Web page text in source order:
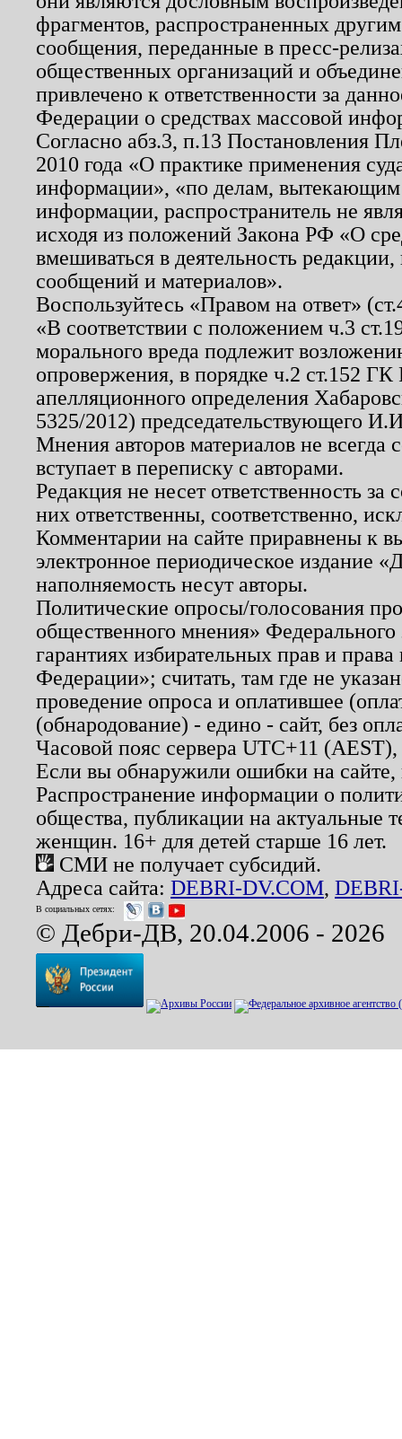
фрагментов, распространенных
сообщения, переданные в пресс-
общественных организаций и
привлечено к ответственности за
Федерации о средствах массовой
Согласно абз.3, п.13 Постановления
2010 года «О практике применения
информации», «по делам, вытекающим
информации, распространитель не
исходя из положений Закона РФ «О
вмешиваться в деятельность
сообщений и материалов».
Воспользуйтесь «Правом на ответ»
«В соответствии с положением ч.3
морального вреда подлежит
опровержения, в порядке ч.2 ст.152
апелляционного определения
5325/2012) председательствующего
Мнения авторов материалов не
вступает в переписку с авторами.
Редакция не несет ответственность
них ответственны, соответственно,
Комментарии на сайте приравнены к
электронное периодическое издание
наполняемость несут авторы.
Политические опросы/голосования
общественного мнения»
гарантиях избирательных прав и
Федерации»; считать, там где не
проведение опроса и оплатившее
(обнародование) - едино - сайт, без
Часовой пояс сервера UTC+11
Если вы обнаружили ошибки на
Распространение информации о
общества, публикации на актуальные
женщин. 16+ для детей старше 16 лет.
СМИ не получает субсидий.
Адреса сайта: DEBRI-DV.COM,
В социальных сетях:
© Дебри-ДВ, 20.04.2006 - 2026